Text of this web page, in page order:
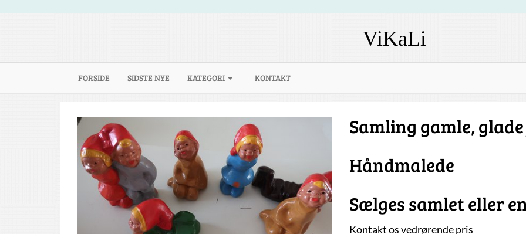
ViKaLi
FORSIDE (CURRENT)
SIDSTE NYE KATEGORI KONTAKT
Samling gamle,
Håndmalede
Sælges samlet eller
Kontakt os vedrørende pris